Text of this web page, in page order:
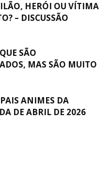
HERÓI OU VÍTIMA
– DISCUSSÃO
SÃO
MAS SÃO MUITO
ANIMES DA
DE ABRIL DE 2026